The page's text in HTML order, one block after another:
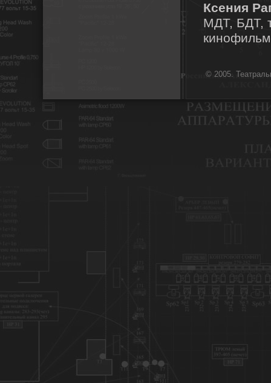
© 2005.
Ксения
МДТ, БДТ,